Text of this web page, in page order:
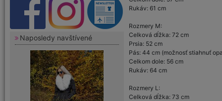
Naposledy navštívené
Rukáv: 61 cm
Rozmery M:
Celková dĺžka: 72 cm
Prsia: 52 cm
Pás: 44 cm (možnosť stiahnuť
Celkom dole: 56 cm
Rukáv: 64 cm
Rozmery L:
Celková dĺžka: 73 cm